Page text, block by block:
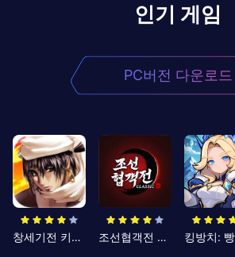
인기 게임
PC버전 다운로드
창세기전 키우기 조선협객전 클래식